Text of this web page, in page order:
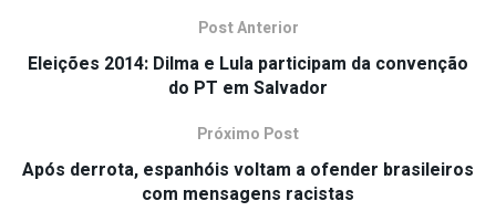
Post Anterior
Eleições 2014: Dilma e Lula participam da convenção
do PT em Salvador
Próximo Post
Após derrota, espanhóis voltam a ofender brasileiros
com mensagens racistas